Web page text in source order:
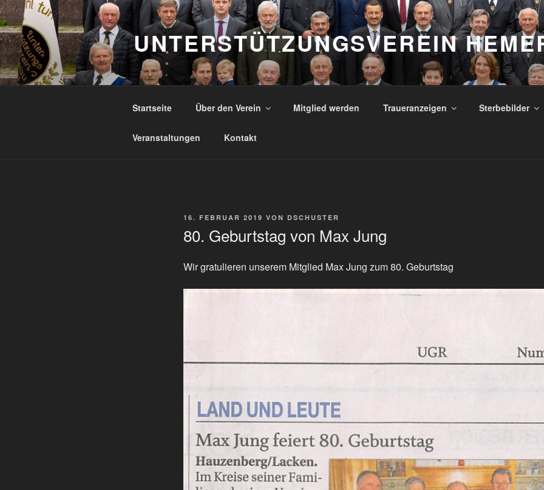
Zum
Inhalt
springen
UNTERSTÜTZUNGSVEREIN
Startseite Über den Verein Mitglied werden Traueranzeigen Sterbebilder
Veranstaltungen Kontakt
VERÖFFENTLICHT
16. FEBRUAR 2019 VON DSCHUSTER
80. Geburtstag von Max Jung
Wir gratulieren unserem Mitglied Max Jung zum 80. Geburtstag